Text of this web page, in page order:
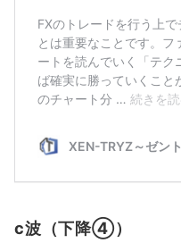
c波（下降④）